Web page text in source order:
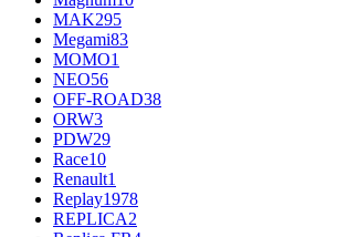
MAK295
Megami83
MOMO1
NEO56
OFF-ROAD38
ORW3
PDW29
Race10
Renault1
Replay1978
REPLICA2